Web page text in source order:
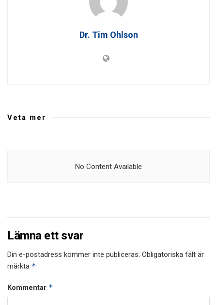
Dr. Tim Ohlson
Veta mer
No Content Available
Lämna ett svar
Din e-postadress kommer inte publiceras. Obligatoriska fält är
märkta *
Kommentar *